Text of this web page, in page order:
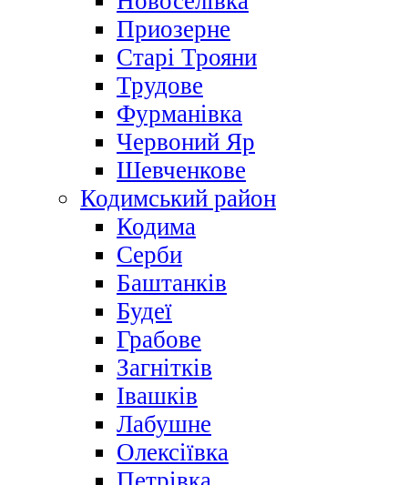
Приозерне
Старі Трояни
Трудове
Фурманівка
Червоний Яр
Шевченкове
Кодимський район
Кодима
Серби
Баштанків
Будеї
Грабове
Загнітків
Івашків
Лабушне
Олексіївка